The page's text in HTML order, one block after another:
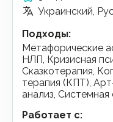
Украинский,
Подходы:
Метафорические ассоциативные карты (МАК),
НЛП, Кризисная
Сказкотерапия,
терапия (КПТ),
анализ,
Работает с: